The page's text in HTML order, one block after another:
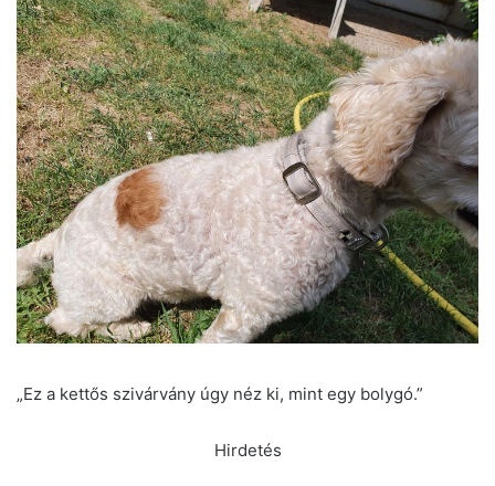
„Ez a kettős szivárvány úgy néz ki, mint egy bolygó.”
Hirdetés